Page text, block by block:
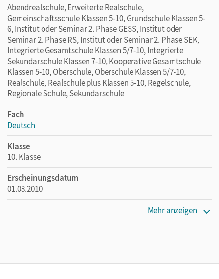
Abendrealschule, Erweiterte Realschule,
Gemeinschaftsschule Klassen 5-10, Grundschule Klassen 5-
6, Institut oder Seminar 2. Phase GESS, Institut oder
Seminar 2. Phase RS, Institut oder Seminar 2. Phase SEK,
Integrierte Gesamtschule Klassen 5/7-10, Integrierte
Sekundarschule Klassen 7-10, Kooperative Gesamtschule
Klassen 5-10, Oberschule, Oberschule Klassen 5/7-10,
Realschule, Realschule plus Klassen 5-10, Regelschule,
Regionale Schule, Sekundarschule
Fach
Deutsch
Klasse
10. Klasse
Erscheinungsdatum
01.08.2010
Mehr anzeigen